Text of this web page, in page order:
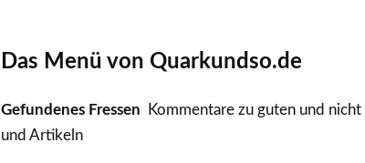
Das Menü von Quarkundso.de
Gefundenes Fressen Kommentare zu guten und
und Artikeln